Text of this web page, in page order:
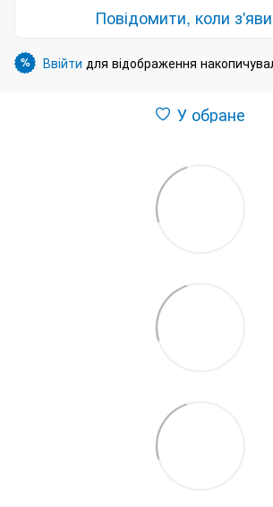
Повідомити, коли
% Ввійти для відображення
У обране